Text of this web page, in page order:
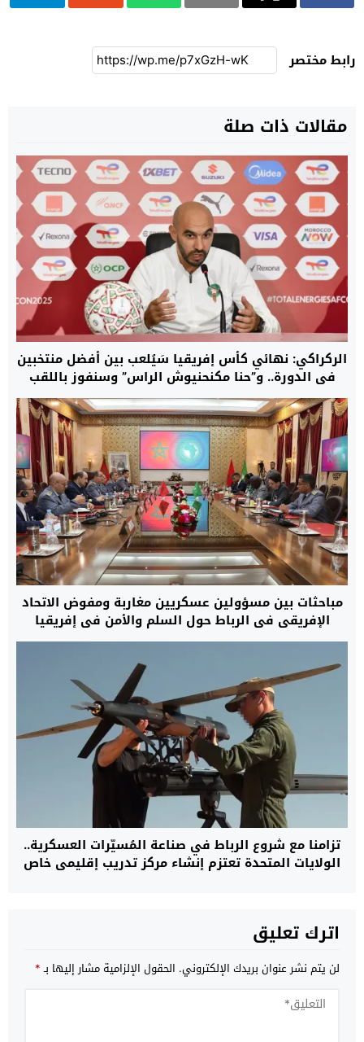
رابط مختصر
مقالات ذات صلة
الركراكي: نهائي كأس إفريقيا سَيُلعب بين أفضل منتخبين
في الدورة.. و”حنا مكنحنيوش الراس” وسنفوز باللقب
مباحثات بين مسؤولين عسكريين مغاربة ومفوض الاتحاد
الإفريقي في الرباط حول السلم والأمن في إفريقيا
تزامنا مع شروع الرباط في صناعة المُسيّرات العسكرية..
الولايات المتحدة تعتزم إنشاء مركز تدريب إقليمي خاص
اترك تعليق
لن يتم نشر عنوان بريدك الإلكتروني. الحقول الإلزامية مشار إليها بـ*